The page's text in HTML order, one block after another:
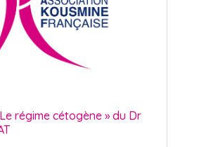
régime cétogène » du Dr